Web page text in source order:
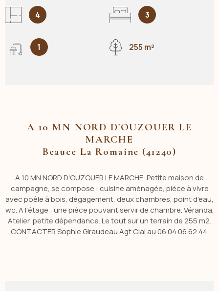
4 3
1 255 m²
A 10 MN NORD D'OUZOUER LE
MARCHE
Beauce La Romaine (41240)
A 10 MN NORD D'OUZOUER LE MARCHE, Petite maison de
campagne, se compose : cuisine aménagée, pièce à vivre
avec poêle à bois, dégagement, deux chambres, point d'eau,
wc. A l'étage : une pièce pouvant servir de chambre. Véranda,
Atelier, petite dépendance. Le tout sur un terrain de 255 m2.
CONTACTER Sophie Giraudeau Agt Cial au 06.04.06.62.44.